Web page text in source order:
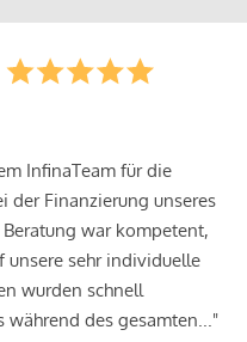
InfinaTeam für die
der Finanzierung unseres
war kompetent,
unsere sehr individuelle
wurden schnell
des gesamten..."